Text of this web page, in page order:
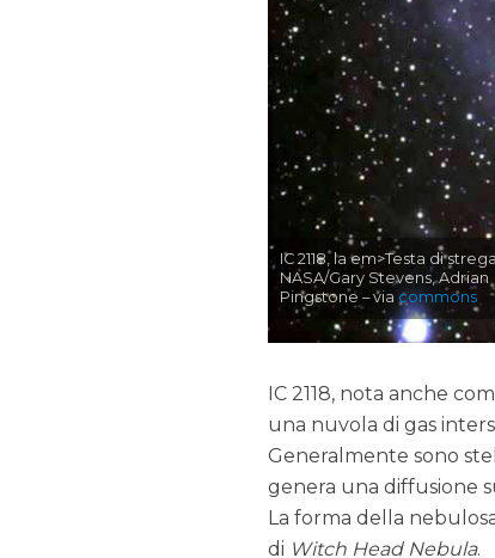
IC 2118, la em>Testa di strega.
NASA/Gary Stevens, Adrian
Pingstone – via commons
IC 2118, nota anche
una nuvola di gas
Generalmente sono
genera una diffusione
La forma della
di Witch Head Nebula.